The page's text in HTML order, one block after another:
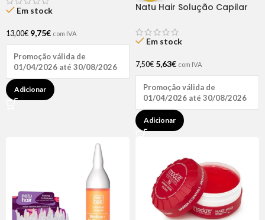
Em stock
13,00€ 9,75€ com IVA
Promoção válida de
01/04/2026 até 30/08/2026
Adicionar
Natu Hair Solução Capilar
Em stock
7,50€ 5,63€ com IVA
Promoção válida de
01/04/2026 até 30/08/2026
Adicionar